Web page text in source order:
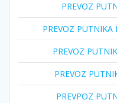
PREVOZ
PREVOZ PUTNIKA
PREVOZ
PREVOZ
PREVPOZ